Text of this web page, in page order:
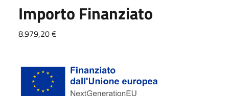
Importo Finanziato
8.979,20 €